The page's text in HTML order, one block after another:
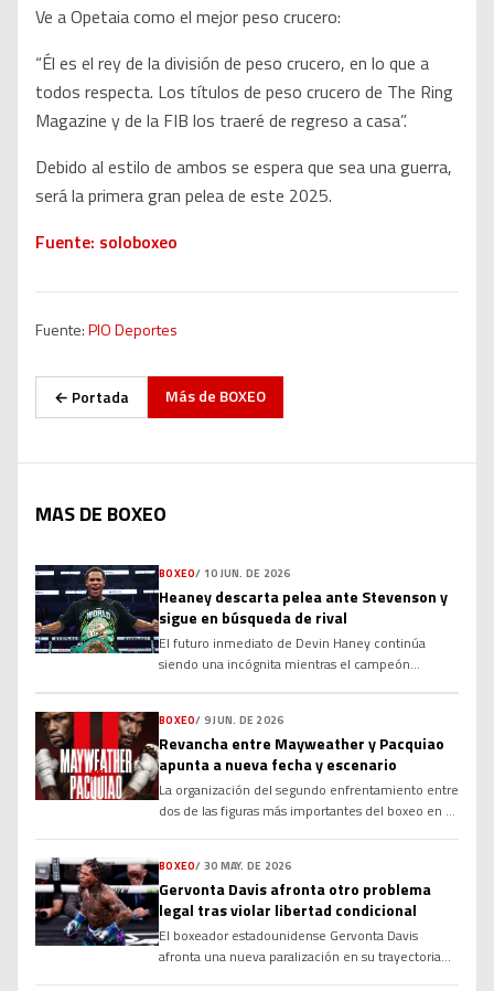
Ve a Opetaia como el mejor peso crucero:
“Él es el rey de la división de peso crucero, en lo que a
todos respecta. Los títulos de peso crucero de The Ring
Magazine y de la FIB los traeré de regreso a casa”.
Debido al estilo de ambos se espera que sea una guerra,
será la primera gran pelea de este 2025.
Fuente: soloboxeo
Fuente:PIO Deportes
← Portada Más de BOXEO
MAS DE BOXEO
BOXEO/ 10 JUN. DE 2026
Heaney descarta pelea ante Stevenson y
sigue en búsqueda de rival
El futuro inmediato de Devin Haney continúa
siendo una incógnita mientras el campeón
Aunque varios nombres importantes han sido
vinculados a su próximo combate, las
negociaciones no han avanzado como esperaba su
equipo. Desde que conquistó el campeonato tras
superar a Brian Norman Jr. por decisión en
BOXEO/ 9 JUN. DE 2026
Revancha entre Mayweather y Pacquiao
apunta a nueva fecha y escenario
La organización del segundo enfrentamiento entre
dos de las figuras más importantes del boxeo en el
entre Floyd Mayweather y Manny Pacquiao apunta
hacia una fecha y un escenario diferentes a los
planeados en el circuito de boxeo internacional. El
anuncio del regreso al boxeo profesional por parte
del estadounidense reactivó una […]
BOXEO/ 30 MAY. DE 2026
Gervonta Davis afronta otro problema
legal tras violar libertad condicional
El boxeador estadounidense Gervonta Davis
afronta una nueva paralización en su trayectoria